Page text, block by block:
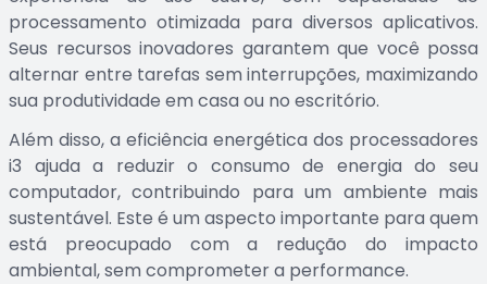
processamento otimizada para diversos aplicativos.
Seus recursos inovadores garantem que você possa
alternar entre tarefas sem interrupções, maximizando
sua produtividade em casa ou no escritório.
Além disso, a eficiência energética dos processadores
i3 ajuda a reduzir o consumo de energia do seu
computador, contribuindo para um ambiente mais
sustentável. Este é um aspecto importante para quem
está preocupado com a redução do impacto
ambiental, sem comprometer a performance.